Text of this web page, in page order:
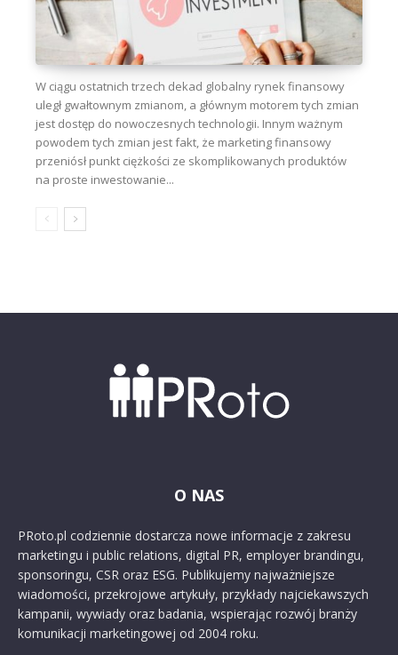
W ciągu ostatnich trzech dekad globalny rynek finansowy
uległ gwałtownym zmianom, a głównym motorem tych zmian
jest dostęp do nowoczesnych technologii. Innym ważnym
powodem tych zmian jest fakt, że marketing finansowy
przeniósł punkt ciężkości ze skomplikowanych produktów
na proste inwestowanie...
O NAS
PRoto.pl codziennie dostarcza nowe informacje z zakresu
marketingu i public relations, digital PR, employer brandingu,
sponsoringu, CSR oraz ESG. Publikujemy najważniejsze
wiadomości, przekrojowe artykuły, przykłady najciekawszych
kampanii, wywiady oraz badania, wspierając rozwój branży
komunikacji marketingowej od 2004 roku.